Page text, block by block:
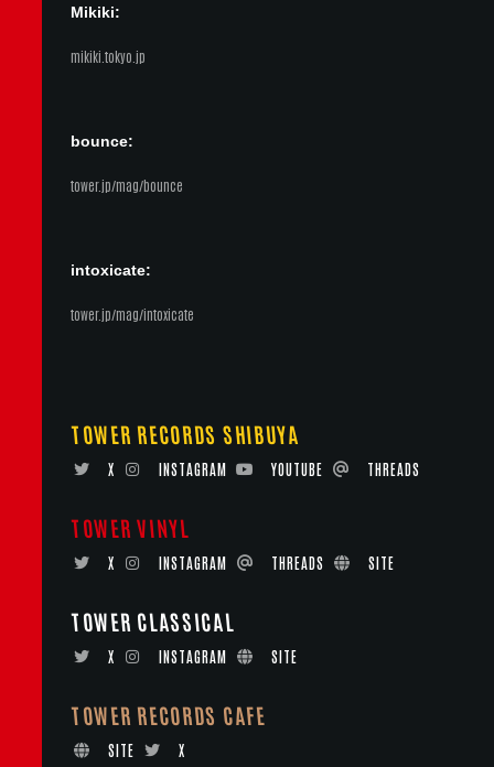
Mikiki:
mikiki.tokyo.jp
bounce:
tower.jp/mag/bounce
intoxicate:
tower.jp/mag/intoxicate
TOWER RECORDS SHIBUYA
X INSTAGRAM YOUTUBE THREADS
TOWER VINYL
X INSTAGRAM THREADS SITE
TOWER CLASSICAL
X INSTAGRAM SITE
TOWER RECORDS CAFE
SITE X